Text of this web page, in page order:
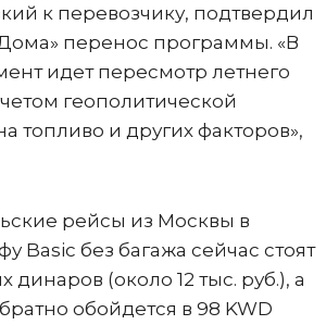
к перевозчику, подтвердил
перенос программы. «В
идет пересмотр летнего
геополитической
топливо и других факторов»,
рейсы из Москвы в
Basic без багажа сейчас стоят
динаров (около 12 тыс. руб.), а
обойдется в 98 KWD